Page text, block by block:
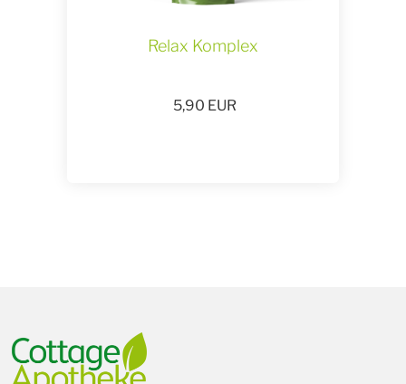
Relax Komplex
5,90 EUR